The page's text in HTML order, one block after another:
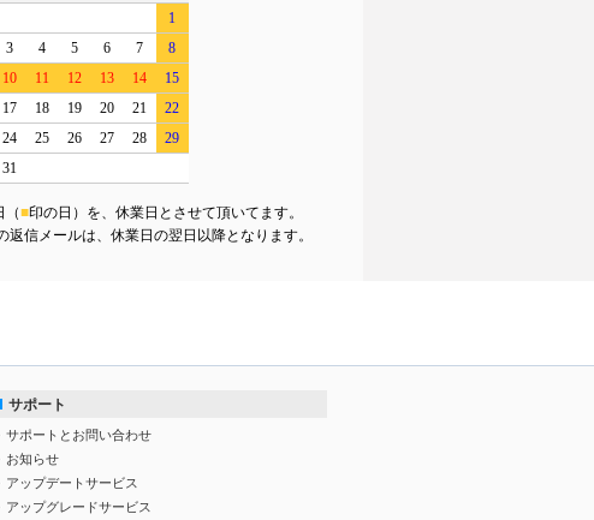
1
3 4 5 6 7
8
10 11 12 13 14
15
17 18 19 20 21
22
24 25 26 27 28
29
31
（■印の日）を、休業日とさせて頂いてます。
返信メールは、休業日の翌日以降となります。
サポート
サポートとお問い合わせ
お知らせ
アップデートサービス
アップグレードサービス